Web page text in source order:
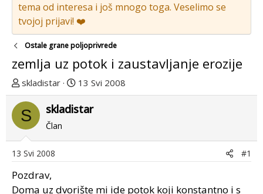
tema od interesa i još mnogo toga. Veselimo se
tvojoj prijavi! ❤️
Ostale grane poljoprivrede
zemlja uz potok i zaustavljanje erozije
T
e
m
u
p
k
r
e
skladistar
D
a
t
r
o
13 Svi 2008
S skladistar
Član
13 Svi 2008 #1
Pozdrav,
Doma uz dvorište mi ide potok koji konstantno i s